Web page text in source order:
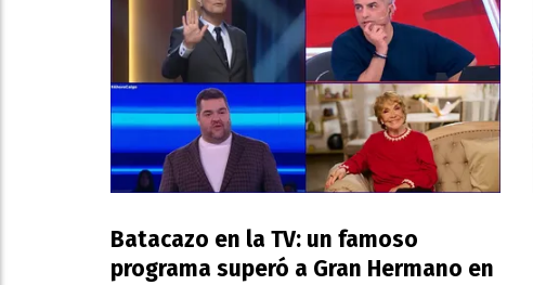
Batacazo en la TV: un famoso
programa superó a Gran Hermano en